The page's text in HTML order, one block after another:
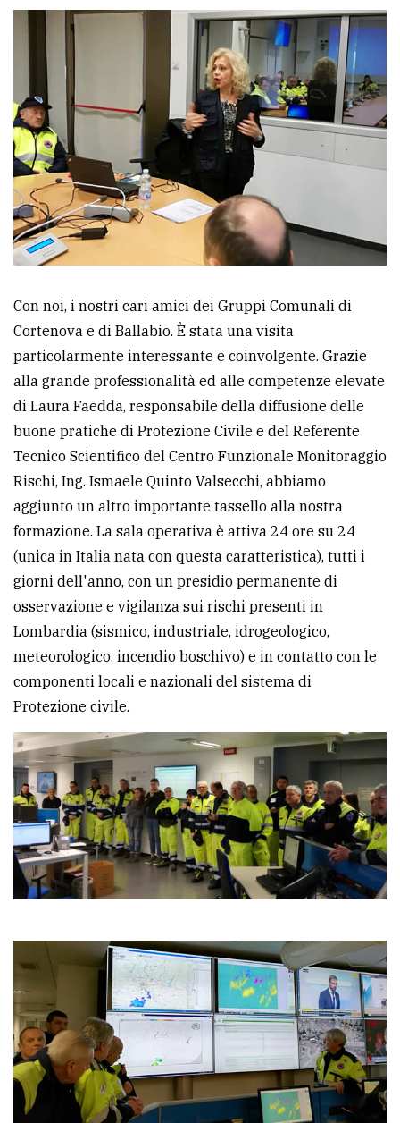
Con noi, i nostri cari amici dei Gruppi Comunali di
Cortenova e di Ballabio. È stata una visita
particolarmente interessante e coinvolgente. Grazie
alla grande professionalità ed alle competenze elevate
di Laura Faedda, responsabile della diffusione delle
buone pratiche di Protezione Civile e del Referente
Tecnico Scientifico del Centro Funzionale Monitoraggio
Rischi, Ing. Ismaele Quinto Valsecchi, abbiamo
aggiunto un altro importante tassello alla nostra
formazione. La sala operativa è attiva 24 ore su 24
(unica in Italia nata con questa caratteristica), tutti i
giorni dell'anno, con un presidio permanente di
osservazione e vigilanza sui rischi presenti in
Lombardia (sismico, industriale, idrogeologico,
meteorologico, incendio boschivo) e in contatto con le
componenti locali e nazionali del sistema di
Protezione civile.